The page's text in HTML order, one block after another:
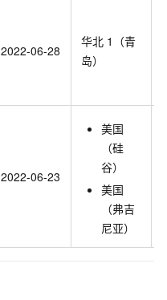
2022-06-28
华北 1（青
岛）
2022-06-23
美国
（硅
谷）
美国
（弗吉
尼亚）